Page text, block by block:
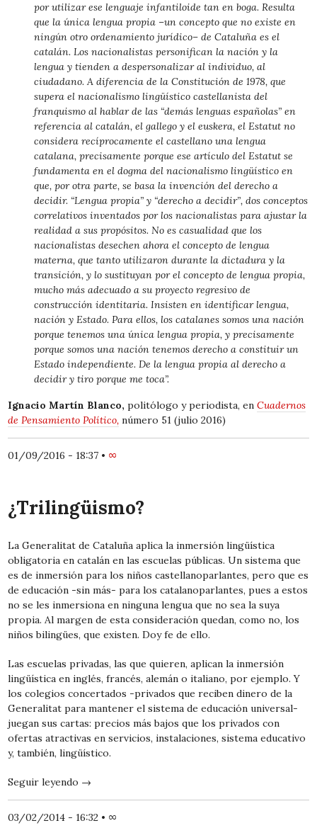
por utilizar ese lenguaje infantiloide tan en boga. Resulta
que la única lengua propia –un concepto que no existe en
ningún otro ordenamiento jurídico– de Cataluña es el
catalán. Los nacionalistas personifican la nación y la
lengua y tienden a despersonalizar al individuo, al
ciudadano. A diferencia de la Constitución de 1978, que
supera el nacionalismo lingüístico castellanista del
franquismo al hablar de las “demás lenguas españolas” en
referencia al catalán, el gallego y el euskera, el Estatut no
considera recíprocamente el castellano una lengua
catalana, precisamente porque ese artículo del Estatut se
fundamenta en el dogma del nacionalismo lingüístico en
que, por otra parte, se basa la invención del derecho a
decidir. “Lengua propia” y “derecho a decidir”, dos conceptos
correlativos inventados por los nacionalistas para ajustar la
realidad a sus propósitos. No es casualidad que los
nacionalistas desechen ahora el concepto de lengua
materna, que tanto utilizaron durante la dictadura y la
transición, y lo sustituyan por el concepto de lengua propia,
mucho más adecuado a su proyecto regresivo de
construcción identitaria. Insisten en identificar lengua,
nación y Estado. Para ellos, los catalanes somos una nación
porque tenemos una única lengua propia, y precisamente
porque somos una nación tenemos derecho a constituir un
Estado independiente. De la lengua propia al derecho a
decidir y tiro porque me toca”.
Ignacio Martín Blanco, politólogo y periodista, enCuadernos
de Pensamiento Político, número 51 (julio 2016)
01/09/2016 - 18:37 • ∞
¿Trilingüismo?
La Generalitat de Cataluña aplica la inmersión lingüística
obligatoria en catalán en las escuelas públicas. Un sistema que
es de inmersión para los niños castellanoparlantes, pero que es
de educación -sin más- para los catalanoparlantes, pues a estos
no se les inmersiona en ninguna lengua que no sea la suya
propia. Al margen de esta consideración quedan, como no, los
niños bilingües, que existen. Doy fe de ello.
Las escuelas privadas, las que quieren, aplican la inmersión
lingüística en inglés, francés, alemán o italiano, por ejemplo. Y
los colegios concertados -privados que reciben dinero de la
Generalitat para mantener el sistema de educación universal-
juegan sus cartas: precios más bajos que los privados con
ofertas atractivas en servicios, instalaciones, sistema educativo
y, también, lingüístico.
Seguir leyendo →
03/02/2014 - 16:32 • ∞